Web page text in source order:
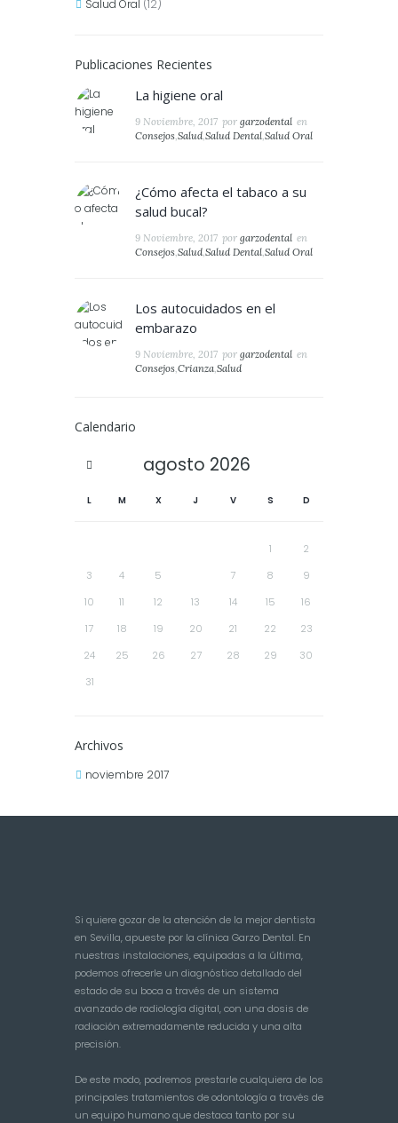
Salud Oral (12)
Publicaciones Recientes
La higiene oral
9 Noviembre, 2017 por garzodental en
Consejos,Salud,Salud Dental,Salud Oral
¿Cómo afecta el tabaco a su
salud bucal?
9 Noviembre, 2017 por garzodental en
Consejos,Salud,Salud Dental,Salud Oral
Los autocuidados en el
embarazo
9 Noviembre, 2017 por garzodental en
Consejos, Crianza, Salud
Calendario
agosto 2026
L M X J V S D
1
2
3
4 5 7 8
9
10
11 12 13 14 15
16
17
18 19 20 21 22
23
24
25 26 27 28 29
30
31
Archivos
noviembre 2017
Si quiere gozar de la atención de la mejor dentista
en Sevilla, apueste por la clínica Garzo Dental. En
nuestras instalaciones, equipadas a la última,
podemos ofrecerle un diagnóstico detallado del
estado de su boca a través de un sistema
avanzado de radiología digital, con una dosis de
radiación extremadamente reducida y una alta
precisión.
De este modo, podremos prestarle cualquiera de los
principales tratamientos de odontología a través de
un equipo humano que destaca tanto por su